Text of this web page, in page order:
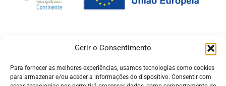
Gerir o Consentimento
Para fornecer as melhores experiências, usamos tecnologias como cookies
para armazenar e/ou aceder a informações do dispositivo. Consentir com